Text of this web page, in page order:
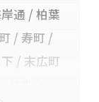
通 / 柏葉
/ 寿町 /
/ 末広町
之丸 /